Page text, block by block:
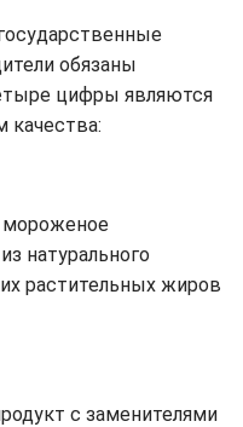
обязаны
цифры являются
мороженое
натурального
растительных жиров
с заменителями